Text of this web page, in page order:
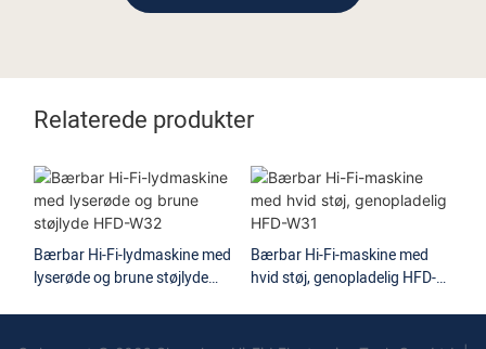
Relaterede produkter
Bærbar Hi-Fi-lydmaskine med
lyserøde og brune støjlyde
Bærbar Hi-Fi-maskine med
hvid støj, genopladelig HFD-